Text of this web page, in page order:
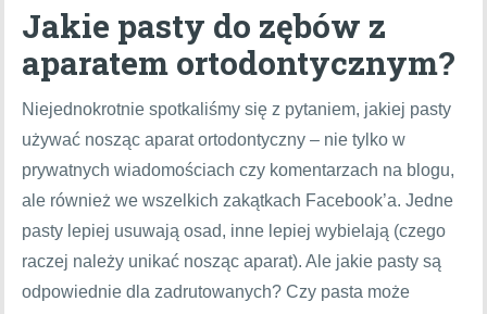
Jakie pasty do zębów z
aparatem ortodontycznym?
Niejednokrotnie spotkaliśmy się z pytaniem, jakiej pasty
używać nosząc aparat ortodontyczny – nie tylko w
prywatnych wiadomościach czy komentarzach na blogu,
ale również we wszelkich zakątkach Facebook’a. Jedne
pasty lepiej usuwają osad, inne lepiej wybielają (czego
raczej należy unikać nosząc aparat). Ale jakie pasty są
odpowiednie dla zadrutowanych? Czy pasta może